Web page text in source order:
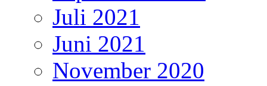
Juli 2021
Juni 2021
November 2020